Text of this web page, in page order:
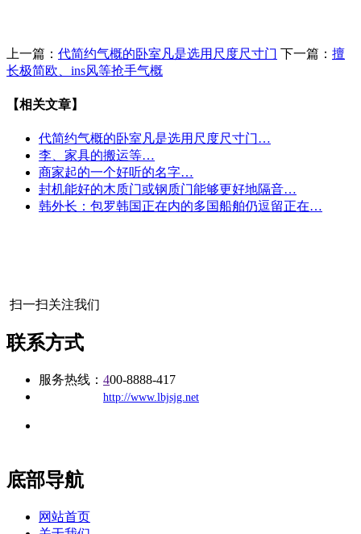
上一篇： 代简约气概的卧室凡是选用尺度尺寸门 下一篇： 擅
长极简欧、ins风等抢手气概
【相关文章】
代简约气概的卧室凡是选用尺度尺寸门…
李、家具的搬运等…
商家起的一个好听的名字…
封机能好的木质门或钢质门能够更好地隔音…
韩外长：包罗韩国正在内的多国船舶仍逗留正在…
扫一扫关注我们
联系方式
服务热线： 400-8888-417
http://www.lbjsjg.net
底部导航
网站首页